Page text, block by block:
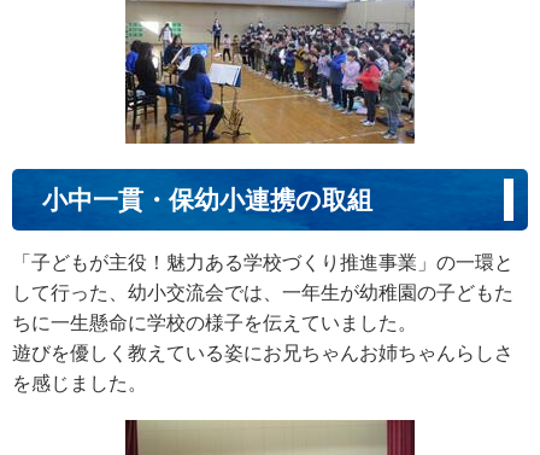
小中一貫・保幼小連携の取組
「子どもが主役！魅力ある学校づくり推進事業」の一環と
して行った、幼小交流会では、一年生が幼稚園の子どもた
ちに一生懸命に学校の様子を伝えていました。
遊びを優しく教えている姿にお兄ちゃんお姉ちゃんらしさ
を感じました。